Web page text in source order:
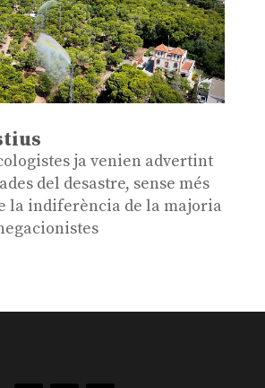
ja venien advertint
del desastre, sense més
la indiferència de la majoria